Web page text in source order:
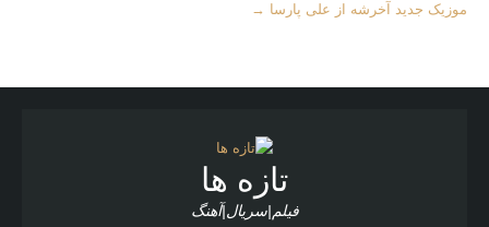
موزیک جدید آخرشه از علی پارسا →
تازه ها
فیلم|سریال|آهنگ